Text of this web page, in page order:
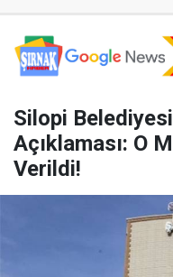
Silopi
Açıklaması: O
Verildi!